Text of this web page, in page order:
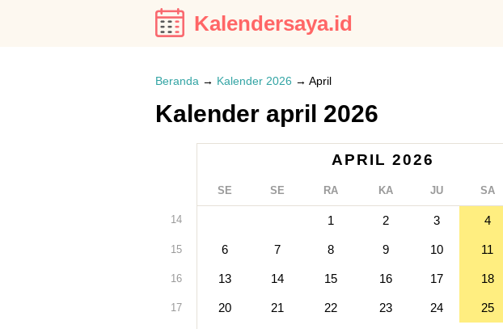
Kalendersaya.id
Beranda → Kalender 2026 → April
Kalender april 2026
APRIL 2026
SE SE RA KA JU SA
14 1 2 3 4
15 6 7 8 9 10 11
16 13 14 15 16 17 18
17 20 21 22 23 24 25